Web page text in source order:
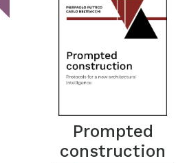
Prompted
construction